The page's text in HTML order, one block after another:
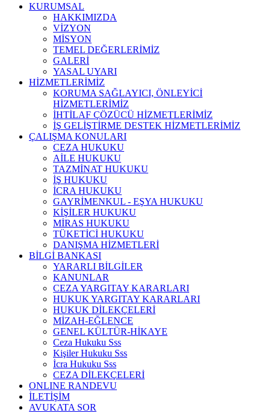
KURUMSAL
HAKKIMIZDA
VİZYON
MİSYON
TEMEL DEĞERLERİMİZ
GALERİ
YASAL UYARI
HİZMETLERİMİZ
KORUMA SAĞLAYICI, ÖNLEYİCİ
HİZMETLERİMİZ
İHTİLAF ÇÖZÜCÜ HİZMETLERİMİZ
İŞ GELİŞTİRME DESTEK HİZMETLERİMİZ
ÇALIŞMA KONULARI
CEZA HUKUKU
AİLE HUKUKU
TAZMİNAT HUKUKU
İŞ HUKUKU
İCRA HUKUKU
GAYRİMENKUL - EŞYA HUKUKU
KİŞİLER HUKUKU
MİRAS HUKUKU
TÜKETİCİ HUKUKU
DANIŞMA HİZMETLERİ
BİLGİ BANKASI
YARARLI BİLGİLER
KANUNLAR
CEZA YARGITAY KARARLARI
HUKUK YARGITAY KARARLARI
HUKUK DİLEKÇELERİ
MİZAH-EĞLENCE
GENEL KÜLTÜR-HİKAYE
Ceza Hukuku Sss
Kişiler Hukuku Sss
İcra Hukuku Sss
CEZA DİLEKÇELERİ
ONLINE RANDEVU
İLETİŞİM
AVUKATA SOR